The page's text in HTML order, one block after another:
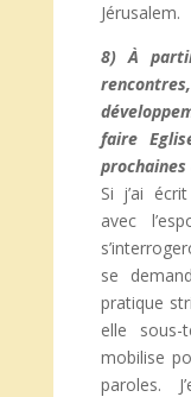
Jérusalem.
8) À
faire
prochaines
Si j’ai
avec
se
pratique
elle
mobilise
paroles.